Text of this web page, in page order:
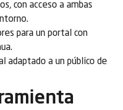
con acceso a ambas
para un portal con
adaptado a un público de